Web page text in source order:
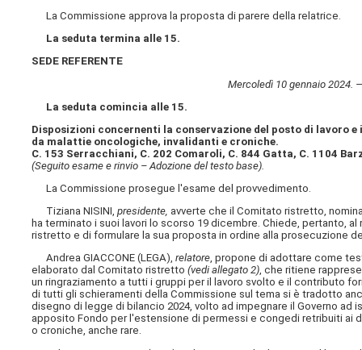
La Commissione approva la proposta di parere della relatrice.
La seduta termina alle 15.
SEDE REFERENTE
Mercoledì 10 gennaio 2024.
La seduta comincia alle 15.
Disposizioni concernenti la conservazione del posto di lavoro
da malattie oncologiche, invalidanti e croniche.
C. 153 Serracchiani, C. 202 Comaroli, C. 844 Gatta, C. 1104
(Seguito esame e rinvio – Adozione del testo base).
La Commissione prosegue l'esame del provvedimento.
Tiziana NISINI, presidente, avverte che il Comitato ristretto,
ha terminato i suoi lavori lo scorso 19 dicembre. Chiede, pertanto,
ristretto e di formulare la sua proposta in ordine alla prosecuzione
Andrea GIACCONE (LEGA),relatore, propone di adottare come
elaborato dal Comitato ristretto(vedi allegato 2), che ritiene
un ringraziamento a tutti i gruppi per il lavoro svolto e il contributo
di tutti gli schieramenti della Commissione sul tema si è tradotto
disegno di legge di bilancio 2024, volto ad impegnare il Governo
apposito Fondo per l'estensione di permessi e congedi retribuiti
o croniche, anche rare.